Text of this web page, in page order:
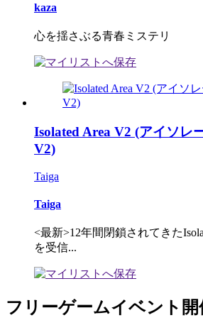
kaza
心を揺さぶる青春ミステリ
Isolated Area V2 (アイソレ
V2)
Taiga
Taiga
<最新>12年間閉鎖されてきた
を受信...
フリーゲームイベント開